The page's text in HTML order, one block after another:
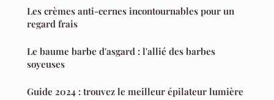
Les crèmes anti-cernes incontournables pour un
regard frais
Le baume barbe d'asgard : l'allié des barbes
soyeuses
Guide 2024 : trouvez le meilleur épilateur lumière